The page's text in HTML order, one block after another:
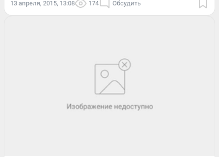
13 апреля, 2015, 13:08 174 Обсудить